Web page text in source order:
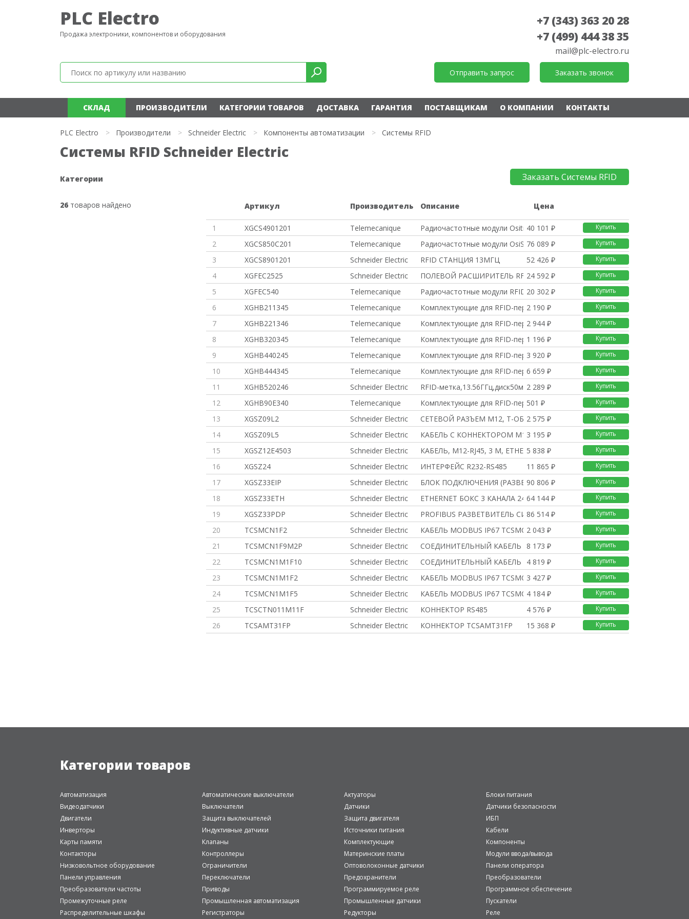
PLC Electro
Продажа электроники, компонентов и оборудования
+7 (343) 363 20 28
+7 (499) 444 38 35
mail@plc-electro.ru
Отправить запрос Заказать звонок
СКЛАД ПРОИЗВОДИТЕЛИ КАТЕГОРИИ ТОВАРОВ ДОСТАВКА ГАРАНТИЯ ПОСТАВЩИКАМ О КОМПАНИИ КОНТАКТЫ
PLC Electro > Производители > Schneider Electric > Компоненты автоматизации > Системы RFID
Системы RFID Schneider Electric
Категории
26 товаров найдено
Заказать Системы RFID
Артикул Производитель Описание Цена
1 XGCS4901201 Telemecanique Радиочастотные модули Ositrack40 101 ₽ Купить
2 XGCS850C201 Telemecanique Радиочастотные модули OsiSense76 089 ₽ Купить
3 XGCS8901201 Schneider Electric RFID СТАНЦИЯ 13МГЦ 52 426 ₽ Купить
4 XGFEC2525 Schneider Electric ПОЛЕВОЙ РАСШИРИТЕЛЬ RFID24 592 ₽ Купить
5 XGFEC540 Telemecanique Радиочастотные модули RFID CON
20 302 ₽ Купить
6 XGHB211345 Telemecanique Комплектующие для RFID-передат
2 190 ₽ Купить
7 XGHB221346 Telemecanique Комплектующие для RFID-передат
2 944 ₽ Купить
8 XGHB320345 Telemecanique Комплектующие для RFID-передат
1 196 ₽ Купить
9 XGHB440245 Telemecanique Комплектующие для RFID-передат
3 920 ₽ Купить
10 XGHB444345 Telemecanique Комплектующие для RFID-передат
6 659 ₽ Купить
11 XGHB520246 Schneider Electric RFID-метка,13.56ГГц,диск50мм2 289 ₽ Купить
12 XGHB90E340 Telemecanique Комплектующие для RFID-передат
501 ₽ Купить
13 XGSZ09L2 Schneider Electric СЕТЕВОЙ РАЗЪЕМ М12, Т-ОБРАЗНЫЙ
2 575 ₽ Купить
14 XGSZ09L5 Schneider Electric КАБЕЛЬ С КОННЕКТОРОМ М123 195 ₽ Купить
15 XGSZ12E4503 Schneider Electric КАБЕЛЬ, М12-RJ45, 3 М, ETHERNE5 838 ₽ Купить
16 XGSZ24 Schneider Electric ИНТЕРФЕЙС R232-RS485 11 865 ₽ Купить
17 XGSZ33EIP Schneider Electric БЛОК ПОДКЛЮЧЕНИЯ (РАЗВЕТВИТЕЛЬ
90 806 ₽ Купить
18 XGSZ33ETH Schneider Electric ETHERNET БОКС 3 КАНАЛА 24В64 144 ₽ Купить
19 XGSZ33PDP Schneider Electric PROFIBUS РАЗВЕТВИТЕЛЬ СИГНАЛОВ
86 514 ₽ Купить
20 TCSMCN1F2 Schneider Electric КАБЕЛЬ MODBUS IP67 TCSMCN1F2
2 043 ₽ Купить
21 TCSMCN1F9M2P Schneider Electric СОЕДИНИТЕЛЬНЫЙ КАБЕЛЬ 8 173 ₽ Купить
22 TCSMCN1M1F10 Schneider Electric СОЕДИНИТЕЛЬНЫЙ КАБЕЛЬ MODBUS,
4 819 ₽ Купить
23 TCSMCN1M1F2 Schneider Electric КАБЕЛЬ MODBUS IP67 TCSMCN1M1F2
3 427 ₽ Купить
24 TCSMCN1M1F5 Schneider Electric КАБЕЛЬ MODBUS IP67 TCSMCN1M1F5
4 184 ₽ Купить
25 TCSCTN011M11F Schneider Electric КОННЕКТОР RS485 4 576 ₽ Купить
26 TCSAMT31FP Schneider Electric КОННЕКТОР TCSAMT31FP 15 368 ₽ Купить
Категории товаров
Автоматизация Автоматические выключатели Актуаторы
Блоки питания
Видеодатчики
Выключатели Датчики
Датчики безопасности
Двигатели
Защита выключателей Защита двигателя
ИБП
Инверторы
Индуктивные датчики Источники питания
Кабели
Карты памяти
Клапаны Комплектующие
Компоненты
Контакторы
Контроллеры Материнские платы
Модули ввода/вывода
Низковольтное оборудование
Ограничители Оптоволоконные датчики
Панели оператора
Панели управления
Переключатели Предохранители
Преобразователи
Преобразователи частоты
Приводы Программируемое реле
Программное обеспечение
Промежуточные реле
Промышленная автоматизация Промышленные датчики
Пускатели
Распределительные шкафы
Регистраторы Редукторы Реле